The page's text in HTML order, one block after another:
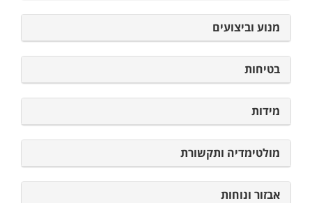
מנוע וביצועים
בטיחות
מידות
מולטימדיה ותקשורת
אבזור ונוחות